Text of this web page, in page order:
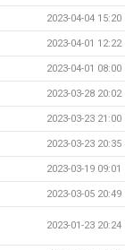
2023-04-04 15:20
2023-04-01 12:22
2023-04-01 08:00
2023-03-28 20:02
2023-03-23 21:00
2023-03-23 20:35
2023-03-19 09:01
2023-03-05 20:49
2023-01-23 20:24